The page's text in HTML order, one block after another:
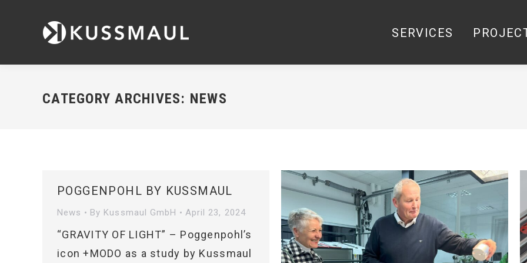
SERVICES
CATEGORY ARCHIVES: NEWS
POGGENPOHL BY KUSSMAUL
News By Kussmaul GmbH April 23, 2024
“GRAVITY OF LIGHT” – Poggenpohl’s
icon +MODO as a study by Kussmaul